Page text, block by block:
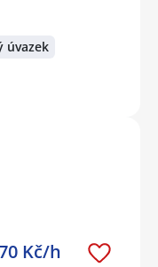
úvazek
Kč/h